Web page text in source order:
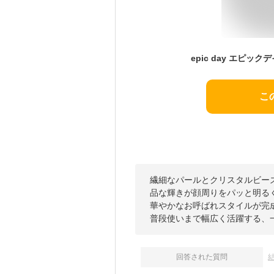
こ
繊細なパールとクリスタルビ
品な輝きが顔周りをパッと明
華やかなお呼ばれスタイルが
普段使いまで幅広く活躍する
回答された質問